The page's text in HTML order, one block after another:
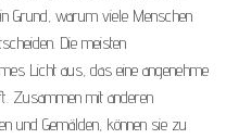
Grund, warum viele Menschen
Die meisten
Licht aus, das eine angenehme
Zusammen mit anderen
und Gemälden, können sie zu